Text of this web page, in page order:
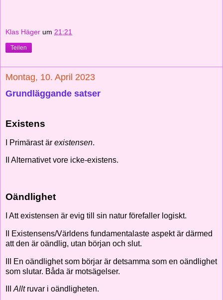
Klas Häger um 21:21
Teilen
Montag, 10. April 2023
Grundläggande satser
Existens
I Primärast är existensen.
II Alternativet vore icke-existens.
Oändlighet
I Att existensen är evig till sin natur förefaller logiskt.
II Existensens/Världens fundamentalaste aspekt är därmed
att den är oändlig, utan början och slut.
III En oändlighet som börjar är detsamma som en oändlighet
som slutar. Båda är motsägelser.
Allt ruvar i oändligheten.